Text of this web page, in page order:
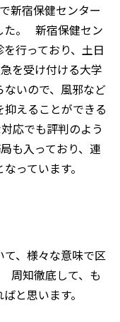
新宿保健センター
た。 新宿保健セン
行っており、土日
を受け付ける大学
いので、風邪など
えることができる
応でも評判のよう
も入っており、連
っています。
、様々な意味で区
周知徹底して、も
ばと思います。